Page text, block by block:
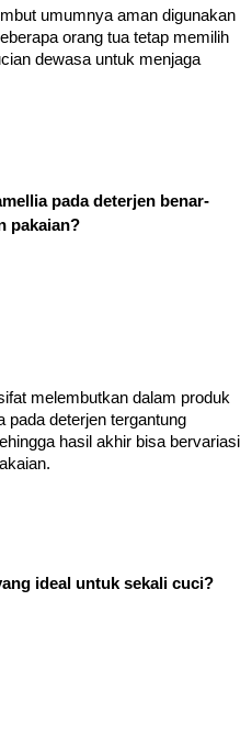
umumnya aman digunakan
orang tua tetap memilih
dewasa untuk menjaga
pada deterjen benar-
pakaian?
melembutkan dalam produk
pada deterjen tergantung
hasil akhir bisa bervariasi
ideal untuk sekali cuci?